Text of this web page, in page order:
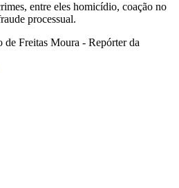
entre eles homicídio, coação no
processual.
de Freitas Moura - Repórter da